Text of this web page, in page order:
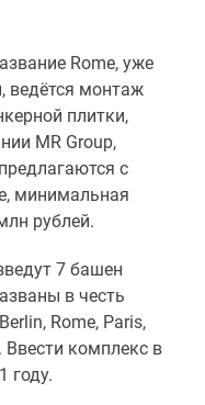
Rome, уже
ведётся монтаж
плитки,
MR Group,
с
минимальная
рублей.
7 башен
в честь
Rome, Paris,
Ввести комплекс в
году.